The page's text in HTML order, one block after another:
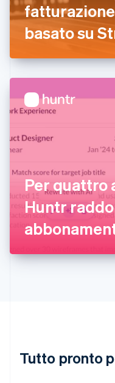
basato su
Per quattro
Huntr
Tutto pronto
Finlandia
English Svenska
Francia
Germania
日本語 English
Gibilterra
English
Irlanda
English
Italia
ItalianoEnglish
Lettonia
Liechtenstein
Malta
English